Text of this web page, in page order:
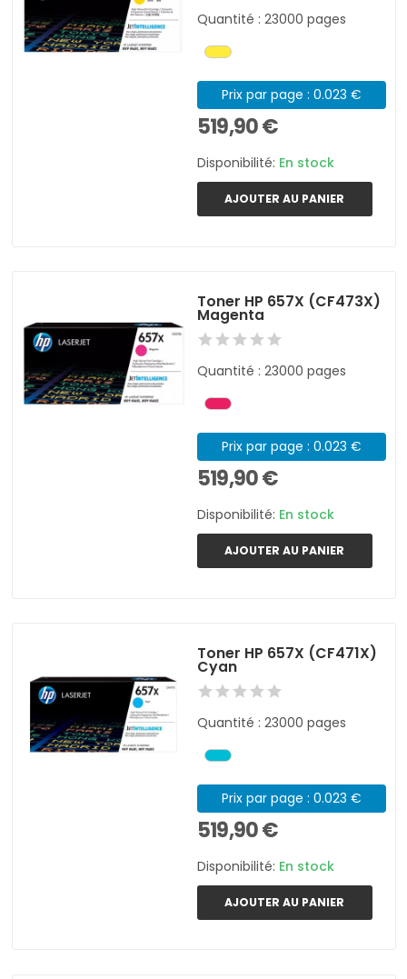
Quantité : 23000 pages
Prix par page : 0.023 €
519,90 €
Disponibilité: En stock
AJOUTER AU PANIER
Toner HP 657X (CF473X)
Magenta
Quantité : 23000 pages
Prix par page : 0.023 €
519,90 €
Disponibilité: En stock
AJOUTER AU PANIER
Toner HP 657X (CF471X)
Cyan
Quantité : 23000 pages
Prix par page : 0.023 €
519,90 €
Disponibilité: En stock
AJOUTER AU PANIER